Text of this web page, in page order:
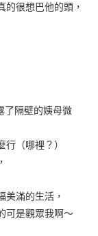
的很想巴他的頭，
了隔壁的姨母微
（哪裡？）
美滿的生活，
可是觀眾我啊～